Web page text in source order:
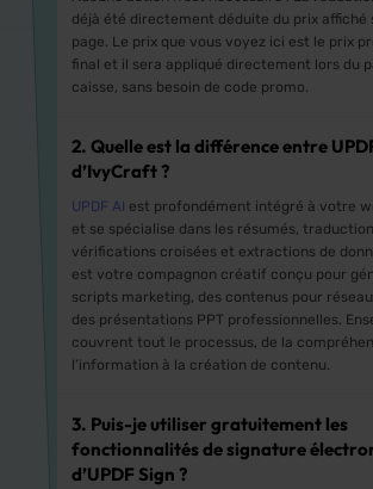
déjà été directement déduite du prix affiché
page. Le prix que vous voyez ici est le prix
final et il sera appliqué directement lors du
caisse, sans besoin de code promo.
2. Quelle est la différence entre
d’IvyCraft ?
UPDF AI est profondément intégré à votre
et se spécialise dans les résumés,
vérifications croisées et extractions de
est votre compagnon créatif conçu pour
scripts marketing, des contenus pour
des présentations PPT professionnelles.
couvrent tout le processus, de la
l’information à la création de contenu.
3. Puis-je utiliser gratuitement les
fonctionnalités de signature
d’UPDF Sign ?